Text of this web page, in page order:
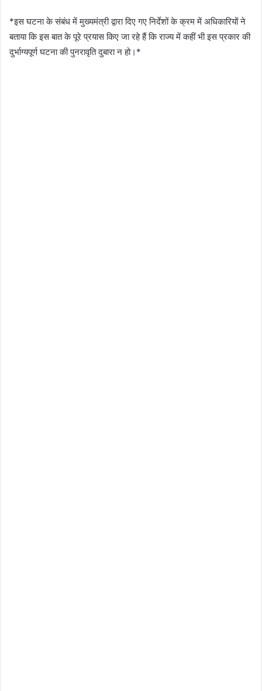
*इस घटना के संबंध में मुख्यमंत्री द्वारा दिए गए निर्देशों के क्रम में अधिकारियों ने
बताया कि इस बात के पूरे प्रयास किए जा रहे हैं कि राज्य में कहीं भी इस प्रकार की
दुर्भाग्यपूर्ण घटना की पुनरावृति दुबारा न हो।*